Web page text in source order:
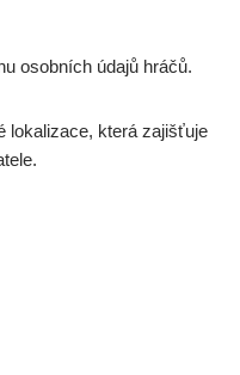
osobních údajů hráčů.
lokalizace, která zajišťuje